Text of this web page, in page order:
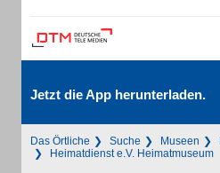
Jetzt die App herunterladen.
Das Örtliche Suche Museen
Heimatdienst e.V. Heimatmuseum